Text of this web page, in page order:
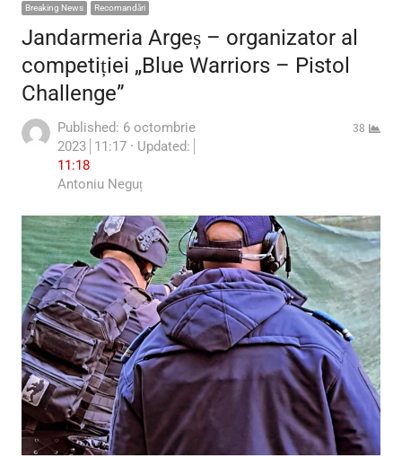
Breaking News Recomandări
Jandarmeria Argeș – organizator al
competiției „Blue Warriors – Pistol
Challenge”
Published: 6 octombrie
2023 11:17
Updated:
11:18
Author
Antoniu Neguț
38